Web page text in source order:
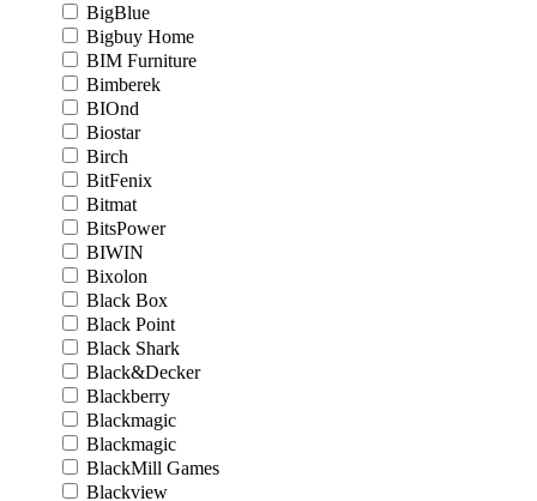
BigBlue
Bigbuy Home
BIM Furniture
Bimberek
BIOnd
Biostar
Birch
BitFenix
Bitmat
BitsPower
BIWIN
Bixolon
Black Box
Black Point
Black Shark
Black&Decker
Blackberry
Blackmagic
Blackmagic
BlackMill Games
Blackview